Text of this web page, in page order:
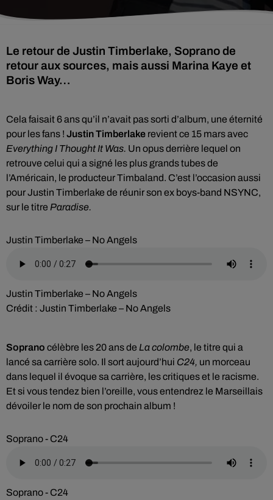
Le retour de Justin Timberlake, Soprano de
retour aux sources, mais aussi Marina Kaye et
Boris Way…
Cela faisait 6 ans qu’il n’avait pas sorti d’album, une éternité
pour les fans ! Justin Timberlake revient ce 15 mars avec
Everything I Thought It Was. Un opus derrière lequel on
retrouve celui qui a signé les plus grands tubes de
l’Américain, le producteur Timbaland. C’est l’occasion aussi
pour Justin Timberlake de réunir son ex boys-band NSYNC,
sur le titre Paradise.
Justin Timberlake – No Angels
Justin Timberlake – No Angels
Crédit : Justin Timberlake – No Angels
Soprano célèbre les 20 ans de La colombe, le titre qui a
lancé sa carrière solo. Il sort aujourd’hui C24, un morceau
dans lequel il évoque sa carrière, les critiques et le racisme.
Et si vous tendez bien l’oreille, vous entendrez le Marseillais
dévoiler le nom de son prochain album !
Soprano - C24
Soprano - C24